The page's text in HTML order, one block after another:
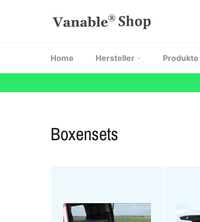
Home Hersteller Produkte
Boxensets